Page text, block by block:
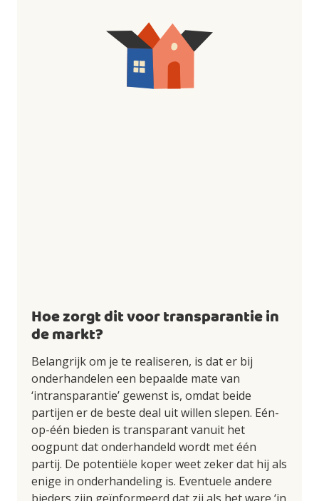
Hoe zorgt dit voor transparantie in
de markt?
Belangrijk om je te realiseren, is dat er bij
onderhandelen een bepaalde mate van
‘intransparantie’ gewenst is, omdat beide
partijen er de beste deal uit willen slepen. Eén-
op-één bieden is transparant vanuit het
oogpunt dat onderhandeld wordt met één
partij. De potentiële koper weet zeker dat hij als
enige in onderhandeling is. Eventuele andere